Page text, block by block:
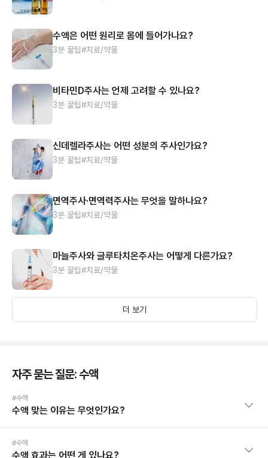
수액은 어떤 원리로 몸에 들어가나요?
3분 꿀팁#치료/약물
비타민D주사는 언제 고려할 수 있나요?
3분 꿀팁#치료/약물
신데렐라주사는 어떤 성분의 주사인가요?
3분 꿀팁#치료/약물
면역주사·면역력주사는 무엇을 말하나요?
3분 꿀팁#치료/약물
마늘주사와 글루타치온주사는 어떻게 다른가요?
3분 꿀팁#치료/약물
더 보기
자주 묻는 질문: 수액
#수액
수액 맞는 이유는 무엇인가요?
#수액
수액 효과는 어떤 게 있나요?